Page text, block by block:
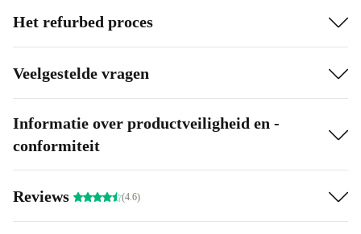
Het refurbed proces
Veelgestelde vragen
Informatie over productveiligheid en -
conformiteit
Reviews (4.6)